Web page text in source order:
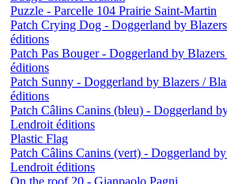
Puzzle - Parcelle 104 Prairie Saint-Martin
Patch Crying Dog - Doggerland by
éditions
Patch Pas Bouger - Doggerland by
éditions
Patch Sunny - Doggerland by Blazers /
éditions
Patch Câlins Canins (bleu) - Doggerland
Lendroit éditions
Plastic Flag
Patch Câlins Canins (vert) - Doggerland
Lendroit éditions
On the roof 20 - Gianpaolo Pagni